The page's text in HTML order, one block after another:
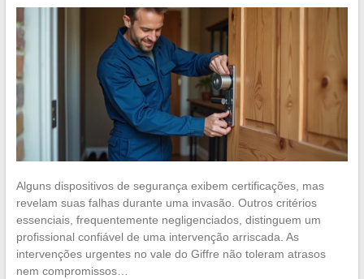
Alguns dispositivos de segurança exibem certificações, mas
revelam suas falhas durante uma invasão. Outros critérios
essenciais, frequentemente negligenciados, distinguem um
profissional confiável de uma intervenção arriscada. As
intervenções urgentes no vale do Giffre não toleram atrasos
nem compromissos…